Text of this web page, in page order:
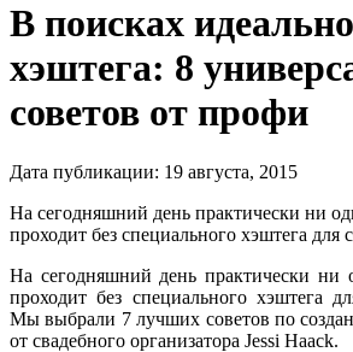
В поисках
хэштега: 8
советов от профи
Дата публикации: 19 августа, 2015
На сегодняшний день практически ни
проходит без специального хэштега для
На сегодняшний день практически ни
проходит без специального хэштега
Мы выбрали 7 лучших советов по
от свадебного организатора Jessi Haack.